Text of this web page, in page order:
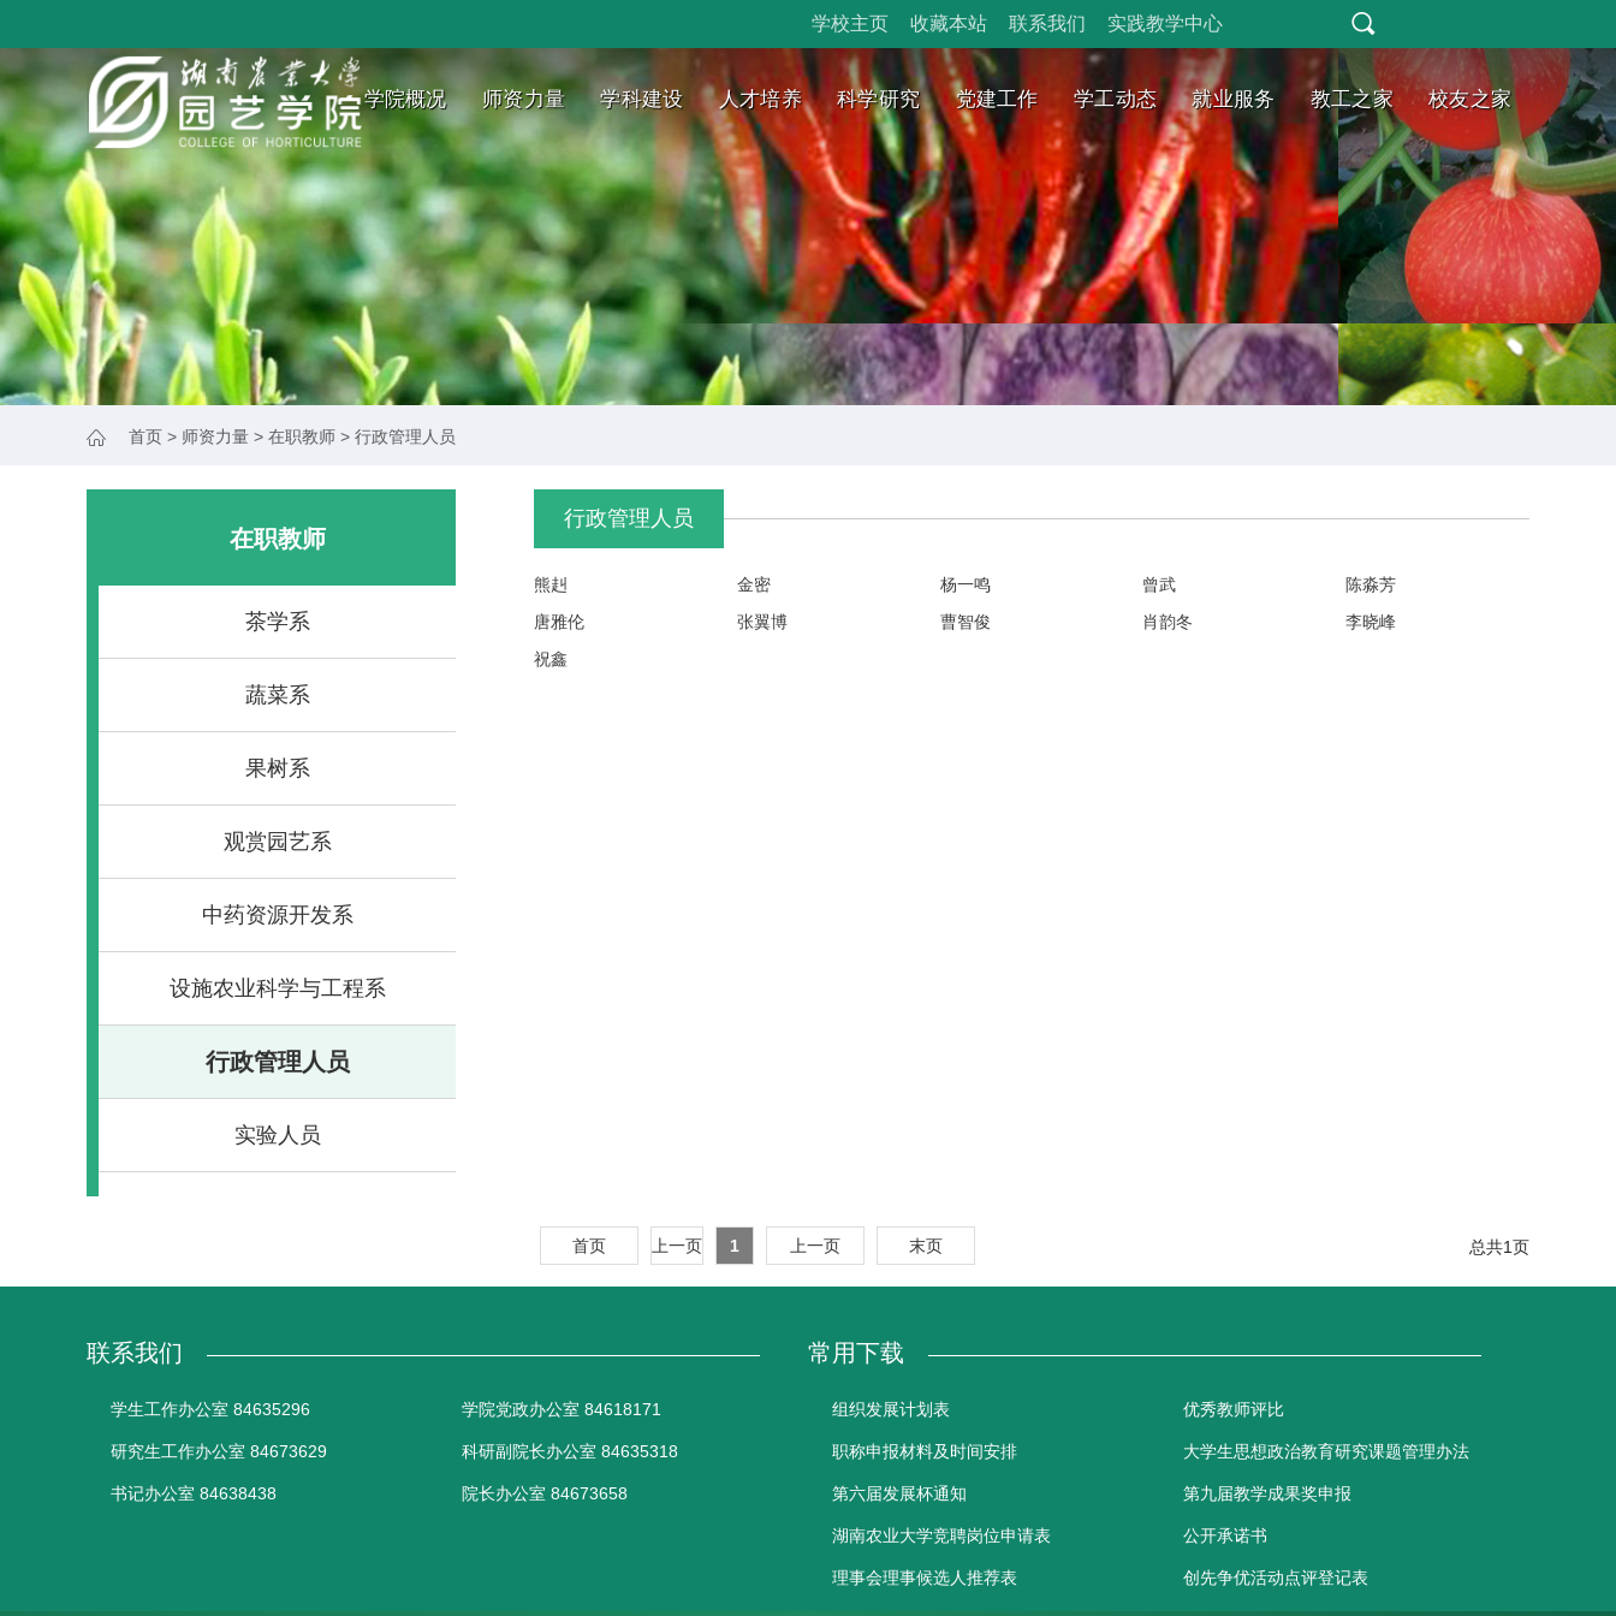
学校主页 收藏本站 联系我们 实践教学中心
学院概况 师资力量 学科建设 人才培养 科学研究 党建工作 学工动态 就业服务 教工之家 校友之家
首页 > 师资力量 > 在职教师 > 行政管理人员
在职教师
茶学系
蔬菜系
果树系
观赏园艺系
中药资源开发系
设施农业科学与工程系
行政管理人员
实验人员
行政管理人员
熊赳 金密 杨一鸣 曾武
陈淼芳
唐雅伦
张翼博 曹智俊 肖韵冬
李晓峰
祝鑫
首页 上一页 1 上一页 末页 总共1页
联系我们
学生工作办公室 84635296 学院党政办公室 84618171
研究生工作办公室 84673629 科研副院长办公室 84635318
书记办公室 84638438 院长办公室 84673658
常用下载
组织发展计划表 优秀教师评比
职称申报材料及时间安排 大学生思想政治教育研究课题管理办法
第六届发展杯通知 第九届教学成果奖申报
湖南农业大学竞聘岗位申请表 公开承诺书
理事会理事候选人推荐表 创先争优活动点评登记表